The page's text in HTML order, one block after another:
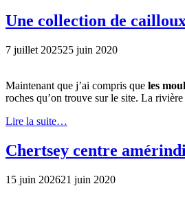
Une collection de
7 juillet 202525 juin 2020
Maintenant que j’ai compris que les
roches qu’on trouve sur le site. La
Lire la suite…
Chertsey centre
15 juin 202621 juin 2020